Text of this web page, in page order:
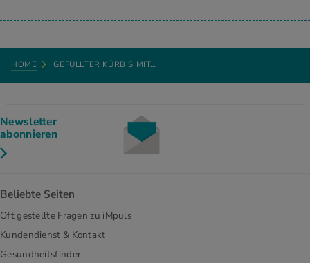
HOME GEFÜLLTER KÜRBIS MIT…
Newsletter
abonnieren
Beliebte Seiten
Oft gestellte Fragen zu iMpuls
Kundendienst & Kontakt
Gesundheitsfinder